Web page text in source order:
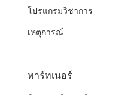
โปรแกรมวิชาการ
เหตุการณ์
พาร์ทเนอร์